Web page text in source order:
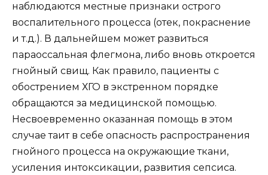
наблюдаются местные признаки острого
воспалительного процесса (отек, покраснение
и т.д.). В дальнейшем может развиться
параоссальная флегмона, либо вновь откроется
гнойный свищ. Как правило, пациенты с
обострением ХГО в экстренном порядке
обращаются за медицинской помощью.
Несвоевременно оказанная помощь в этом
случае таит в себе опасность распространения
гнойного процесса на окружающие ткани,
усиления интоксикации, развития сепсиса.